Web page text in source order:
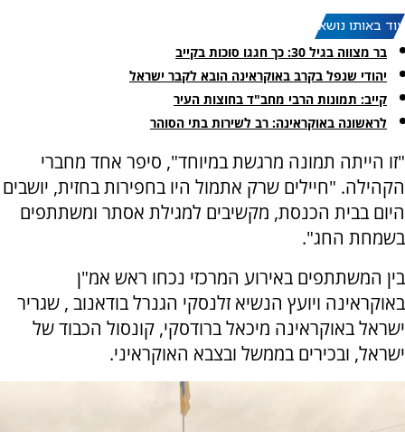
עוד באותו נושא:
בר מצווה בגיל 30: כך חגגו סוכות בקייב
יהודי שנפל בקרב באוקראינה הובא לקבר ישראל
קייב: תמונות הרבי מחב"ד בחוצות העיר
לראשונה באוקראינה: רב לשירות בתי הסוהר
"זו הייתה תמונה מרגשת במיוחד", סיפר אחד מחברי
הקהילה. "חיילים שרק אתמול היו בחפירות בחזית, יושבים
היום בבית הכנסת, מקשיבים למגילת אסתר ומשתתפים
בשמחת החג".
בין המשתתפים באירוע המרכזי נכחו ראש אמ"ן
באוקראינה ויועץ הנשיא זלנסקי הגנרל בודאנוב , שגריר
ישראל באוקראינה מיכאל ברודסקי, קונסול הכבוד של
ישראל, ובכירים בממשל ובצבא האוקראיני.